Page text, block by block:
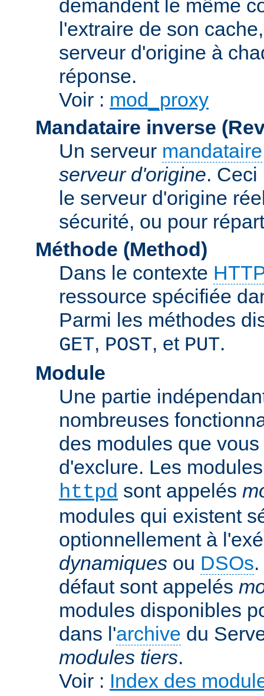
demandent le même
l'extraire de son
serveur d'origine à
réponse.
Voir : mod_proxy
Mandataire inverse
Un serveur mandataire
serveur d'origine.
le serveur d'origine
sécurité, ou pour
Méthode (Method)
Dans le contexte HTTP
ressource spécifiée
Parmi les méthodes
GET, POST, et PUT.
Module
Une partie
nombreuses
des modules que
d'exclure. Les
httpd sont appelés
modules qui existent
optionnellement à
dynamiques ou DSOs
défaut sont appelés
modules disponibles
dans l'archive du
modules tiers.
Voir : Index des